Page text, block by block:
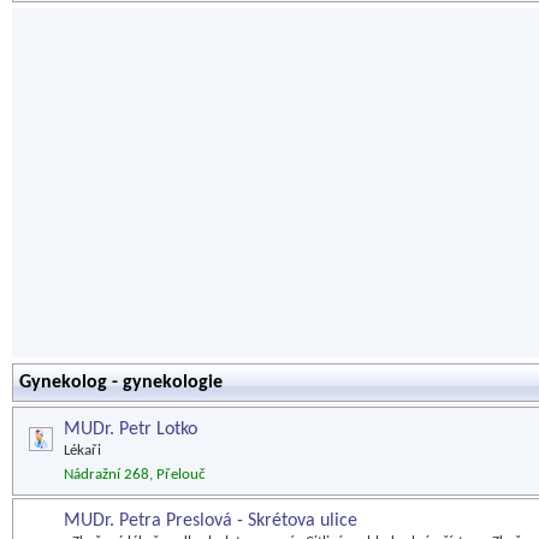
Gynekolog - gynekologie
MUDr. Petr Lotko
Lékaři
Nádražní 268, Přelouč
MUDr. Petra Preslová - Skrétova ulice